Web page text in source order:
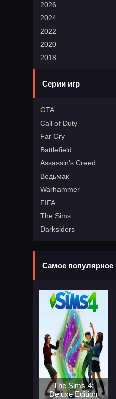
2026
2024
2022
2020
2018
Серии игр
GTA
Call of Duty
Far Cry
Battlefield
Assassin's Creed
Ведьмак
Warhammer
FIFA
The Sims
Darksiders
Самое популярное
The Sims 4:
Deluxe Edition